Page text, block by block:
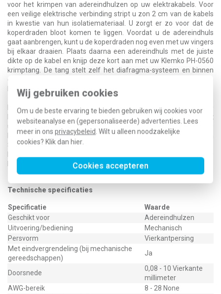
Wij gebruiken cookies
Om u de beste ervaring te bieden gebruiken wij cookies voor
websiteanalyse en (gepersonaliseerde) advertenties. Lees
meer in ons privacybeleid . Wilt u alleen noodzakelijke
cookies? Klik dan hier
Cookies accepteren
voor het krimpen van adereindhulzen op uw elektrakabels. Voor
een veilige elektrische verbinding stript u zon 2 cm van de kabels
in kwestie van hun isolatiemateriaal. U zorgt er zo voor dat de
koperdraden bloot komen te liggen. Voordat u de adereindhuls
gaat aanbrengen, kunt u de koperdraden nog even met uw vingers
bij elkaar draaien. Plaats daarna een adereindhuls met de juiste
dikte op de kabel en knijp deze kort aan met uw Klemko PH-0560
krimptang. De tang stelt zelf het diafragma-systeem en binnen
een kleine handbeweging heeft u een solide, zeskantige
krimpvorm. Uw draad is klaar om veilig aangesloten te worden!
Bestel uw Klemko krimptang bij Klusspullen Uw Klemko PH-0560
bestellen via Klusspullen.nl kent vele voordelen. Niet alleen betaalt
u altijd een scherpe prijs voor deze krimptang, met onze snelle
levering heeft u de tang ook altijd snel in huis! Momenteel worden
80% van onze bestellingen binnen 48 uur bij de klant afgeleverd.
krimptangen en is daarom eigenlijk altijd goed op voorraad.
Technische specificaties
Specificatie
Waarde
Geschikt voor
Adereindhulzen
Uitvoering/bediening
Mechanisch
Persvorm
Vierkantpersing
Met eindvergrendeling (bij mechanische
gereedschappen)
Ja
Doorsnede
0,08 - 10 Vierkante
millimeter
AWG-bereik
8 - 28 None